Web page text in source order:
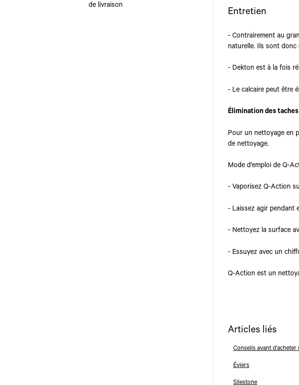
Entretien
- Contrairement au
naturelle. Ils sont donc
- Dekton est à la fois
- Le calcaire peut être
Élimination des
Pour un nettoyage en
de nettoyage.
Mode d'emploi de Q-
- Vaporisez Q-Action
- Laissez agir pendant
- Nettoyez la surface
- Essuyez avec un
Q-Action est un
Articles liés
Conseils avant d'acheter
Éviers
Silestone
de livraison